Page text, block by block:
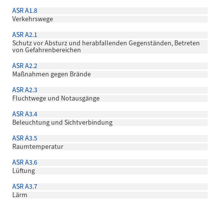
ASR A1.8
Verkehrswege
ASR A2.1
Schutz vor Absturz und herabfallenden Gegenständen, Betreten
von Gefahrenbereichen
ASR A2.2
Maßnahmen gegen Brände
ASR A2.3
Fluchtwege und Notausgänge
ASR A3.4
Beleuchtung und Sichtverbindung
ASR A3.5
Raumtemperatur
ASR A3.6
Lüftung
ASR A3.7
Lärm